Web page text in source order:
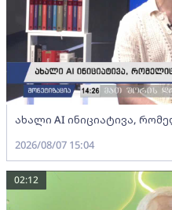
ახალი AI ინიციატივა,
2026/08/07 15:04
02:12